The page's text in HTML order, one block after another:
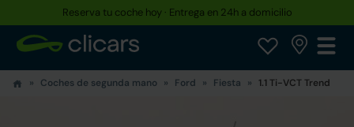
Reserva tu coche hoy · Entrega en 24h a domicilio
Coches de segunda mano Ford Fiesta 1.1 Ti-VCT Trend